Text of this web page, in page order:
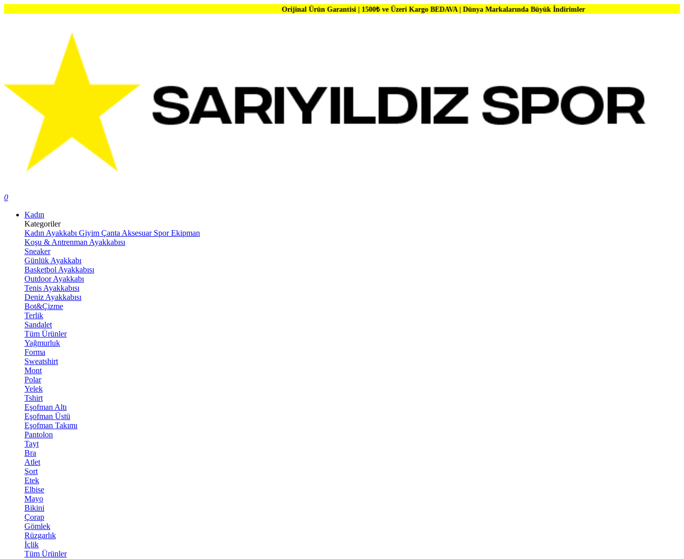
Orijinal Ürün Garantisi | 1500₺ ve Üzeri Kargo BEDAVA | Dünya Markalarında Büyük İndirimler
0
Kadın
Kategoriler
Kadın Ayakkabı Giyim Çanta Aksesuar Spor Ekipman
Koşu & Antrenman Ayakkabısı
Sneaker
Günlük Ayakkabı
Basketbol Ayakkabısı
Outdoor Ayakkabı
Tenis Ayakkabısı
Deniz Ayakkabısı
Bot&Çizme
Terlik
Sandalet
Tüm Ürünler
Yağmurluk
Forma
Sweatshirt
Mont
Polar
Yelek
Tshirt
Eşofman Altı
Eşofman Üstü
Eşofman Takımı
Pantolon
Tayt
Bra
Atlet
Şort
Etek
Elbise
Mayo
Bikini
Çorap
Gömlek
Rüzgarlık
İçlik
Tüm Ürünler